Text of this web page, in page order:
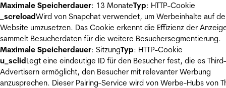
Maximale Speicherdauer: 13 MonateTyp: HTTP-Cookie
_screloadWird von Snapchat verwendet, um Werbeinhalte auf
Website umzusetzen. Das Cookie erkennt die Effizienz der
sammelt Besucherdaten für die weitere Besuchersegmentierung.
Maximale Speicherdauer: SitzungTyp: HTTP-Cookie
u_sclidLegt eine eindeutige ID für den Besucher fest, die es
Advertisern ermöglicht, den Besucher mit relevanter Werbung
anzusprechen. Dieser Pairing-Service wird von Werbe-Hubs von